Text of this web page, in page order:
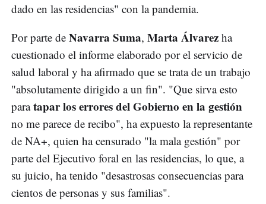
dado en las residencias" con la pandemia.
Por parte de Navarra Suma, Marta Álvarez ha
cuestionado el informe elaborado por el servicio de
salud laboral y ha afirmado que se trata de un trabajo
"absolutamente dirigido a un fin". "Que sirva esto
paratapar los errores del Gobierno en la gestión
no me parece de recibo", ha expuesto la representante
de NA+, quien ha censurado "la mala gestión" por
parte del Ejecutivo foral en las residencias, lo que, a
su juicio, ha tenido "desastrosas consecuencias para
cientos de personas y sus familias".